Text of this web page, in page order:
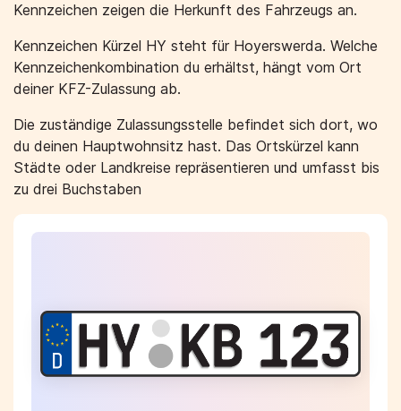
Kennzeichen zeigen die Herkunft des Fahrzeugs an.
Kennzeichen Kürzel HY steht für Hoyerswerda. Welche
Kennzeichenkombination du erhältst, hängt vom Ort
deiner KFZ-Zulassung ab.
Die zuständige Zulassungsstelle befindet sich dort, wo
du deinen Hauptwohnsitz hast. Das Ortskürzel kann
Städte oder Landkreise repräsentieren und umfasst bis
zu drei Buchstaben